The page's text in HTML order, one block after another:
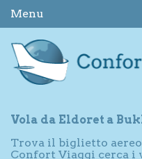
Menu
Vola da Eldoret a
Trova il biglietto
Confort Viaggi cerca i